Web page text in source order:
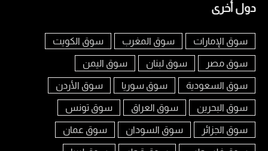
دول أخرى
سوق الإمارات سوق المغرب سوق الكويت
سوق مصر سوق لبنان سوق اليمن
سوق السعودية سوق سوريا سوق الأردن
سوق البحرين سوق العراق سوق تونس
سوق الجزائر سوق السودان سوق عمان